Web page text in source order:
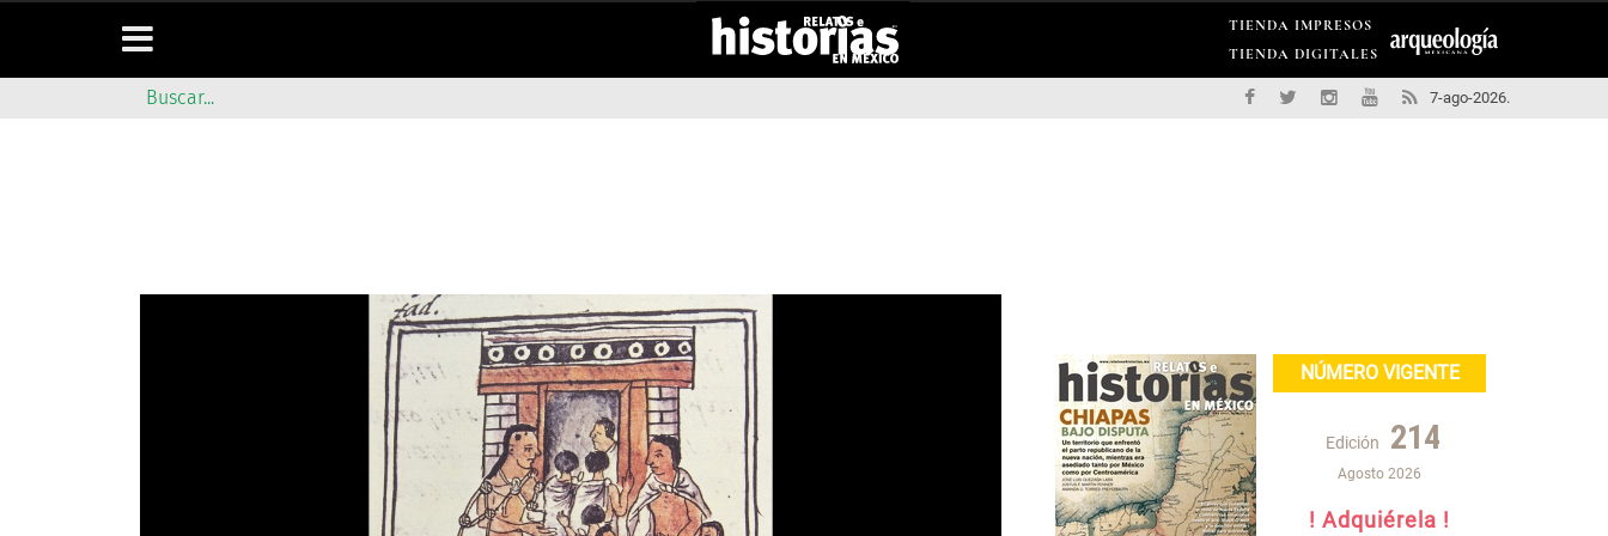
TIENDA IMPRESOS
TIENDA DIGITALES
7-ago-2026.
NÚMERO VIGENTE
Edición 214
Agosto 2026
! Adquiérela !